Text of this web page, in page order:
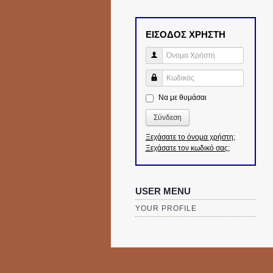
ΕΙΣΟΔΟΣ ΧΡΗΣΤΗ
Όνομα Χρήστη
Κωδικός
Να με θυμάσαι
Σύνδεση
Ξεχάσατε το όνομα χρήστη;
Ξεχάσατε τον κωδικό σας;
USER MENU
YOUR PROFILE